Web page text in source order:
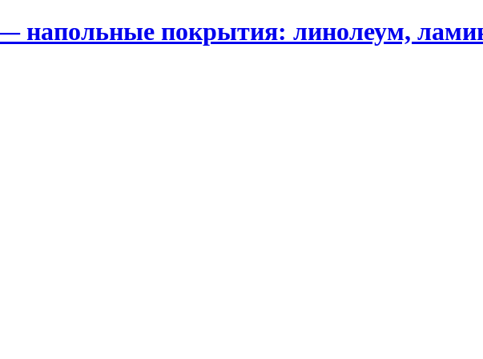
покрытия: линолеум,